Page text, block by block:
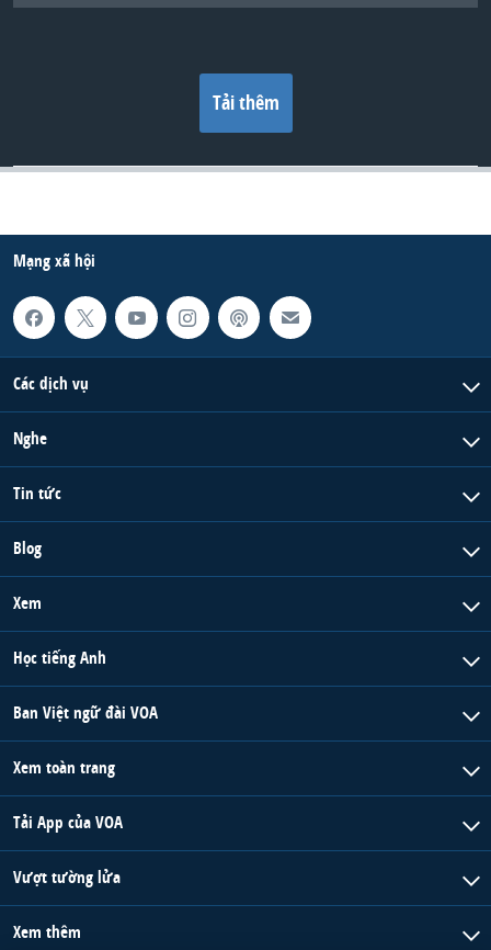
Tải thêm
Mạng xã hội
Các dịch vụ
Nghe
Tin tức
Blog
Xem
Học tiếng Anh
Ban Việt ngữ đài VOA
Xem toàn trang
Tải App của VOA
Vượt tường lửa
Xem thêm